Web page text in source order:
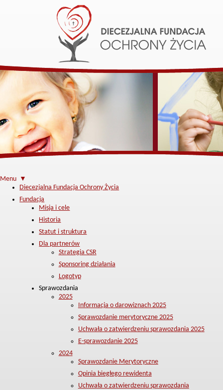
Menu ▼
Diecezjalna Fundacja Ochrony Życia
Fundacja
Misja i cele
Historia
Statut i struktura
Dla partnerów
Strategia CSR
Sponsoring działania
Logotyp
Sprawozdania
2025
Informacja o darowiznach 2025
Sprawozdanie merytoryczne 2025
Uchwała o zatwierdzeniu sprawozdania 2025
E-sprawozdanie 2025
2024
Sprawozdanie Merytoryczne
Opinia biegłego rewidenta
Uchwała o zatwierdzeniu sprawozdania